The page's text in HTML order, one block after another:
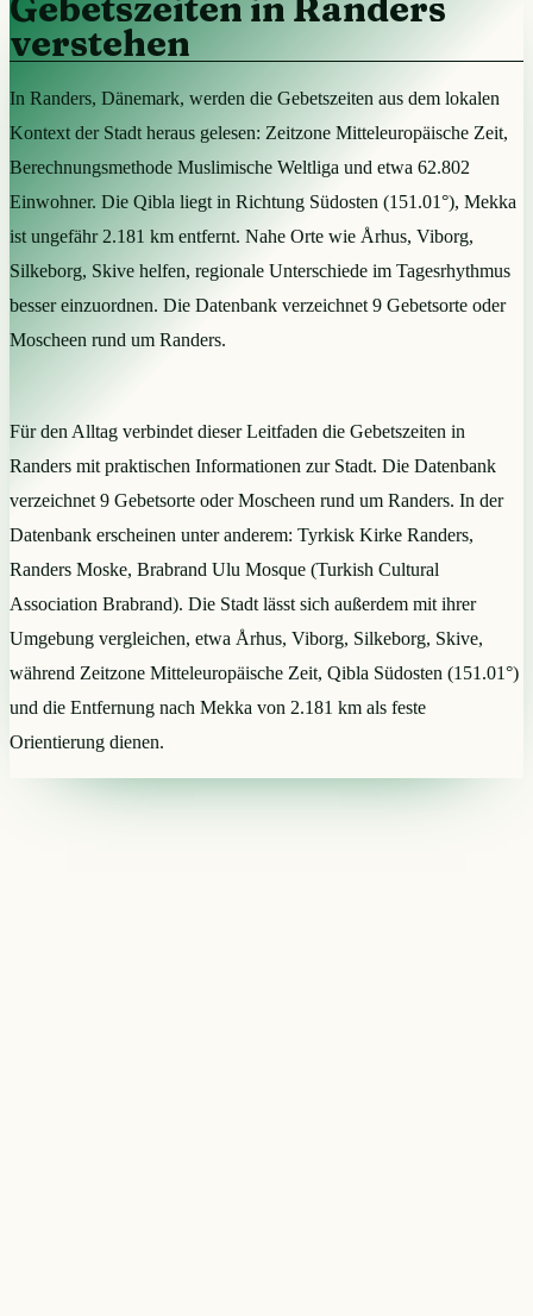
verstehen
In Randers, Dänemark, werden die Gebetszeiten aus dem lokalen
Kontext der Stadt heraus gelesen: Zeitzone Mitteleuropäische Zeit,
Berechnungsmethode Muslimische Weltliga und etwa 62.802
Einwohner. Die Qibla liegt in Richtung Südosten (151.01°), Mekka
ist ungefähr 2.181 km entfernt. Nahe Orte wie Århus, Viborg,
Silkeborg, Skive helfen, regionale Unterschiede im Tagesrhythmus
besser einzuordnen. Die Datenbank verzeichnet 9 Gebetsorte oder
Moscheen rund um Randers.
Für den Alltag verbindet dieser Leitfaden die Gebetszeiten in
Randers mit praktischen Informationen zur Stadt. Die Datenbank
verzeichnet 9 Gebetsorte oder Moscheen rund um Randers. In der
Datenbank erscheinen unter anderem: Tyrkisk Kirke Randers,
Randers Moske, Brabrand Ulu Mosque (Turkish Cultural
Association Brabrand). Die Stadt lässt sich außerdem mit ihrer
Umgebung vergleichen, etwa Århus, Viborg, Silkeborg, Skive,
während Zeitzone Mitteleuropäische Zeit, Qibla Südosten (151.01°)
und die Entfernung nach Mekka von 2.181 km als feste
Orientierung dienen.